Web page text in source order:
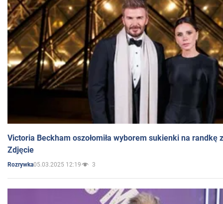
Victoria Beckham oszołomiła wyborem sukienki na randkę
Zdjęcie
Rozrywka05.03.2025 12:19 3